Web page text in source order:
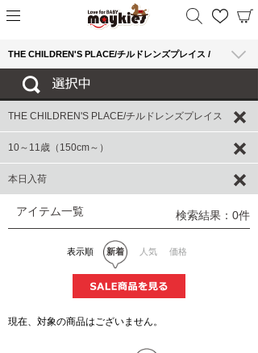
THE CHILDREN'S PLACE/チルドレンズプレイス /
THE CHILDREN'S PLACE/チルドレンズプレイス
10～11歳（150cm～）
本日入荷
アイテム一覧 検索結果：0件
表示順 新着 人気 価格
現在、対象の商品はございません。